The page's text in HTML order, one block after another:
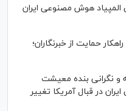
هوش مصنوعی ایران
حمایت از خبرنگاران؛
و نگرانی بنده معیشت
در قبال آمریکا تغییر